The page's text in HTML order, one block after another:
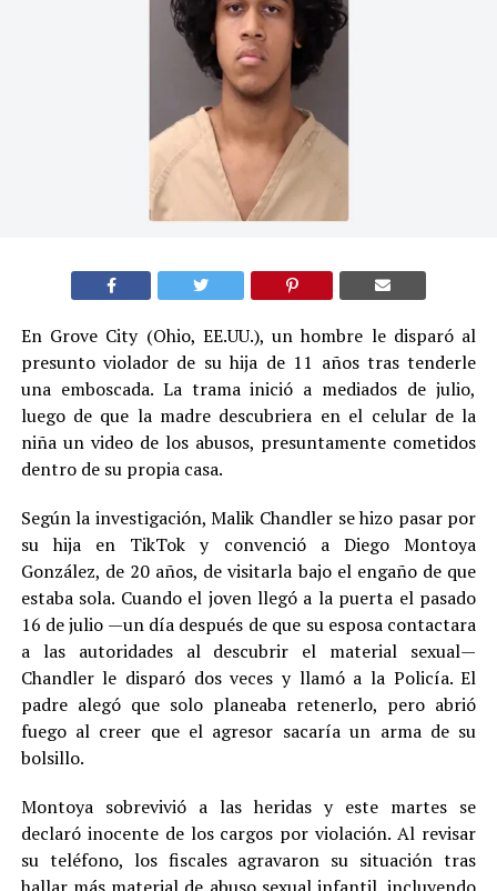
En Grove City (Ohio, EE.UU.), un hombre le disparó al
presunto violador de su hija de 11 años tras tenderle
una emboscada. La trama inició a mediados de julio,
luego de que la madre descubriera en el celular de la
niña un video de los abusos, presuntamente cometidos
dentro de su propia casa.
Según la investigación, Malik Chandler se hizo pasar por
su hija en TikTok y convenció a Diego Montoya
González, de 20 años, de visitarla bajo el engaño de que
estaba sola. Cuando el joven llegó a la puerta el pasado
16 de julio —un día después de que su esposa contactara
a las autoridades al descubrir el material sexual—
Chandler le disparó dos veces y llamó a la Policía. El
padre alegó que solo planeaba retenerlo, pero abrió
fuego al creer que el agresor sacaría un arma de su
bolsillo.
Montoya sobrevivió a las heridas y este martes se
declaró inocente de los cargos por violación. Al revisar
su teléfono, los fiscales agravaron su situación tras